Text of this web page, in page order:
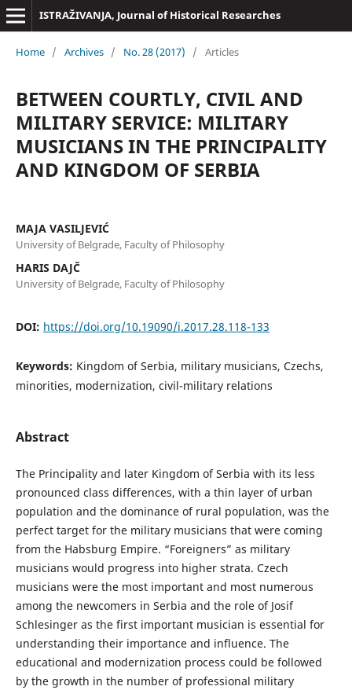
ISTRAŽIVANJA, Јournal of Historical Researches
Home / Archives / No. 28 (2017) / Articles
BETWEEN COURTLY, CIVIL AND
MILITARY SERVICE: MILITARY
MUSICIANS IN THE PRINCIPALITY
AND KINGDOM OF SERBIA
MAJA VASILJEVIĆ
University of Belgrade, Faculty of Philosophy
HARIS DAJČ
University of Belgrade, Faculty of Philosophy
DOI: https://doi.org/10.19090/i.2017.28.118-133
Keywords: Kingdom of Serbia, military musicians, Czechs,
minorities, modernization, civil-military relations
Abstract
The Principality and later Kingdom of Serbia with its less
pronounced class differences, with a thin layer of urban
population and the dominance of rural population, was the
perfect target for the military musicians that were coming
from the Habsburg Empire. “Foreigners” as military
musicians would progress into higher strata. Czech
musicians were the most important and most numerous
among the newcomers in Serbia and the role of Josif
Schlesinger as the first important musician is essential for
understanding their importance and influence. The
educational and modernization process could be followed
by the growth in the number of professional military